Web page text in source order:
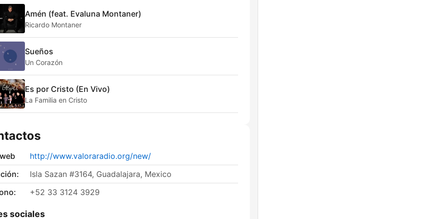
Amén (feat. Evaluna Montaner)
Ricardo Montaner
Sueños
Un Corazón
Es por Cristo (En Vivo)
La Familia en Cristo
http://www.valoraradio.org/new/
Isla Sazan #3164, Guadalajara, Mexico
+52 33 3124 3929
sociales